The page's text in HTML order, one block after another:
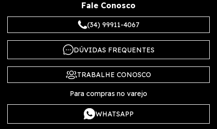
Fale Conosco
(34) 99911-4067
DÚVIDAS FREQUENTES
TRABALHE CONOSCO
Para compras no varejo
WHATSAPP